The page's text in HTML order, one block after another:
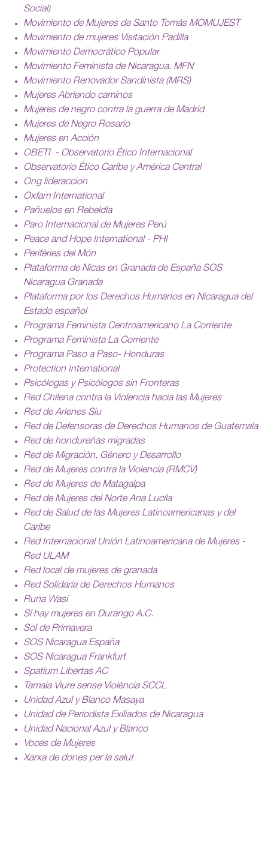
Social)
Movimiento de Mujeres de Santo Tomás MOMUJEST
Movimiento de mujeres Visitación Padilla
Movimiento Democrático Popular
Movimiento Feminista de Nicaragua. MFN
Movimiento Renovador Sandinista (MRS)
Mujeres Abriendo caminos
Mujeres de negro contra la guerra de Madrid
Mujeres de Negro Rosario
Mujeres en Acción
OBETI - Observatorio Ético Internacional
Observatorio Ético Caribe y América Central
Ong lideraccion
Oxfam International
Pañuelos en Rebeldía
Paro Internacional de Mujeres Perú
Peace and Hope International - PHI
Perifèries del Món
Plataforma de Nicas en Granada de España SOS
Nicaragua Granada
Plataforma por los Derechos Humanos en Nicaragua del
Estado español
Programa Feminista Centroamericano La Corriente
Programa Feminista La Corriente
Programa Paso a Paso- Honduras
Protection International
Psicólogas y Psicólogos sin Fronteras
Red Chilena contra la Violencia hacia las Mujeres
Red de Arlenes Siu
Red de Defensoras de Derechos Humanos de Guatemala
Red de hondureñas migradas
Red de Migración, Género y Desarrollo
Red de Mujeres contra la Violencia (RMCV)
Red de Mujeres de Matagalpa
Red de Mujeres del Norte Ana Lucila
Red de Salud de las Mujeres Latinoamericanas y del
Caribe
Red Internacional Unión Latinoamericana de Mujeres -
Red ULAM
Red local de mujeres de granada
Red Solidaria de Derechos Humanos
Runa Wasi
Sí hay mujeres en Durango A.C.
Sol de Primavera
SOS Nicaragua España
SOS Nicaragua Frankfurt
Spatium Libertas AC
Tamaia Viure sense Violència SCCL
Unidad Azul y Blanco Masaya
Unidad de Periodista Exiliados de Nicaragua
Unidad Nacional Azul y Blanco
Voces de Mujeres
Xarxa de dones per la salut